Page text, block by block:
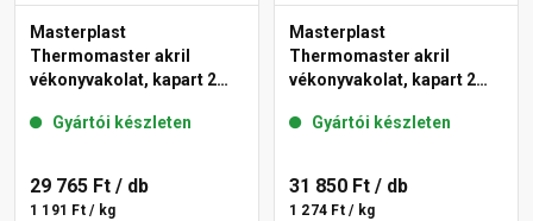
Masterplast
Thermomaster akril
vékonyvakolat, kapart 2
Gyártói készleten
29 765 Ft / db
1 191 Ft / kg
Masterplast
Thermomaster akril
vékonyvakolat, kapart 2
Gyártói készleten
31 850 Ft / db
1 274 Ft / kg